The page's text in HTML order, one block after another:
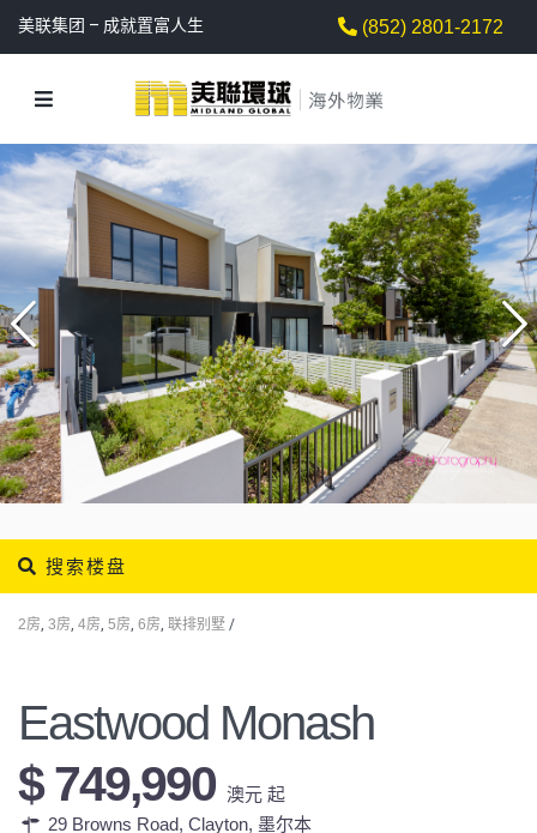
美联集团 – 成就置富人生 (852) 2801-2172
搜索楼盘
2房, 3房, 4房, 5房, 6房, 联排别墅 /
Eastwood Monash
$ 749,990 澳元 起
29 Browns Road, Clayton, 墨尔本